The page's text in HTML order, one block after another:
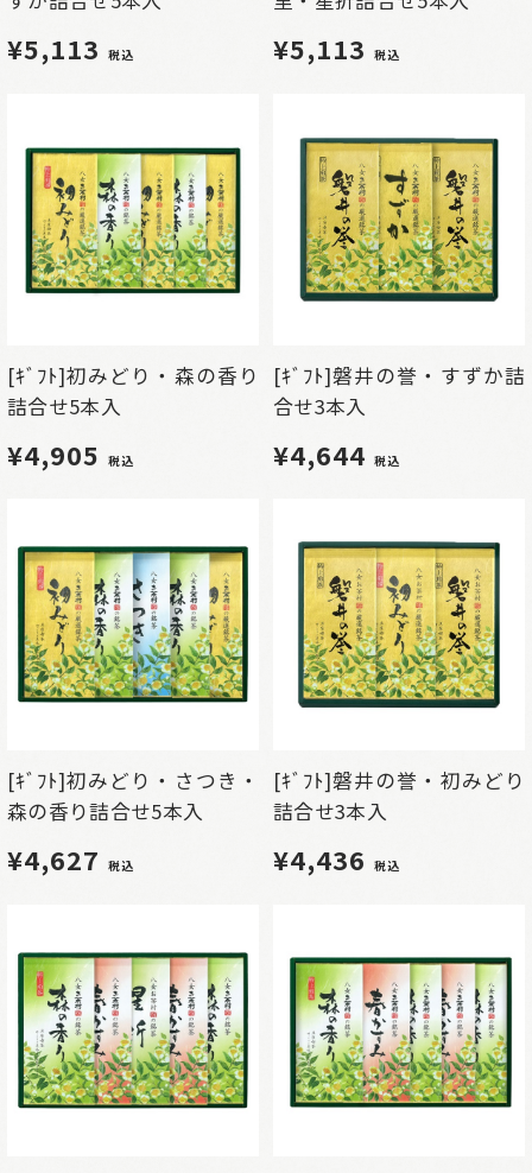
¥5,113 税込 ¥5,113 税込
[ｷﾞﾌﾄ]初みどり・森の香り
詰合せ5本入
¥4,905 税込
[ｷﾞﾌﾄ]磐井の誉・すずか詰
合せ3本入
¥4,644 税込
[ｷﾞﾌﾄ]初みどり・さつき・
森の香り詰合せ5本入
¥4,627 税込
[ｷﾞﾌﾄ]磐井の誉・初みどり
詰合せ3本入
¥4,436 税込